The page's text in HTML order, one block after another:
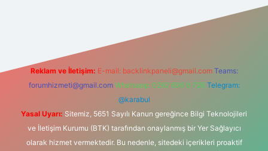
Reklam ve İletişim: E-mail: backlinkpaneli@gmail.com Teams:
forumhizmeti@gmail.com Whatsapp: 0262 606 0 726 Telegram:
@karabul
Yasal Uyarı: Sitemiz, 5651 Sayılı Kanun gereğince Bilgi Teknolojileri
ve İletişim Kurumu (BTK) tarafından onaylanmış bir Yer Sağlayıcı
olarak hizmet vermektedir. Bu nedenle, sitedeki içerikleri proaktif